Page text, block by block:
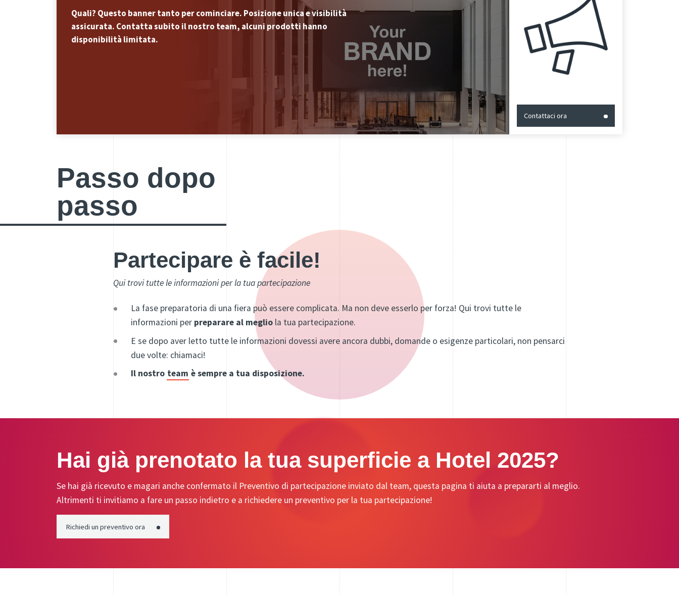
Quali? Questo banner tanto per cominciare. Posizione unica e visibilità
assicurata. Contatta subito il nostro team, alcuni prodotti hanno
disponibilità limitata.
Contattaci ora
Passo dopo
passo
Partecipare è facile!
Qui trovi tutte le informazioni per la tua partecipazione
La fase preparatoria di una fiera può essere complicata. Ma non deve esserlo per forza! Qui trovi tutte le
informazioni per preparare al meglio la tua partecipazione.
E se dopo aver letto tutte le informazioni dovessi avere ancora dubbi, domande o esigenze particolari, non pensarci
due volte: chiamaci!
Il nostro team è sempre a tua disposizione.
Hai già prenotato la tua superficie a Hotel 2025?
Se hai già ricevuto e magari anche confermato il Preventivo di partecipazione inviato dal team, questa pagina ti aiuta a prepararti al meglio.
Altrimenti ti invitiamo a fare un passo indietro e a richiedere un preventivo per la tua partecipazione!
Richiedi un preventivo ora